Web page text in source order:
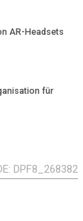
AR-Headsets
für
DPF8_268382